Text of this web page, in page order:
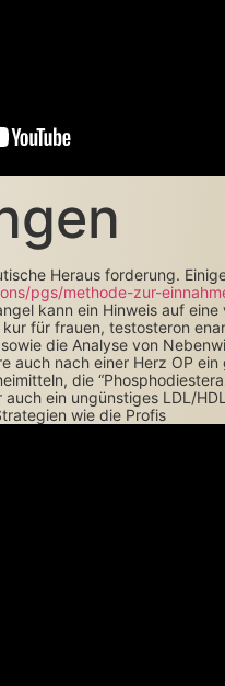
Heraus forderung.
pgs/methode-zur-
kann ein Hinweis auf
für frauen, testosteron
die Analyse von
auch nach ein­er Herz OP
die
ein ungünstiges LDL/